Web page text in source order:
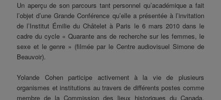
Un aperçu de son parcours tant personnel qu’académique a fait
l’objet d’une Grande Conférence qu’elle a présentée à l’invitation
de l’Institut Émilie du Châtelet à Paris le 6 mars 2010 dans le
cadre du cycle « Quarante ans de recherche sur les femmes, le
sexe et le genre » (filmée par le Centre audiovisuel Simone de
Beauvoir).
Yolande Cohen participe activement à la vie de plusieurs
organismes et institutions au travers de différents postes comme
membre de la Commission des lieux historiques du Canada,